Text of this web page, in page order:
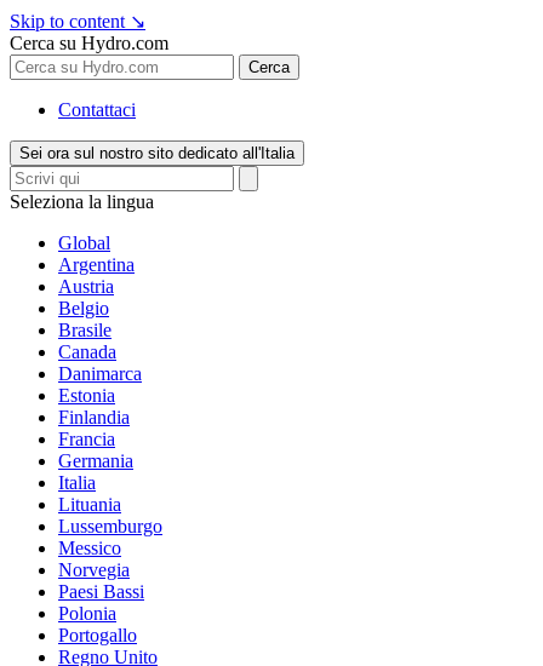
Skip to content ↘
Cerca su Hydro.com
Cerca
Contattaci
Sei ora sul nostro sito dedicato all'Italia
Seleziona la lingua
Global
Argentina
Austria
Belgio
Brasile
Canada
Danimarca
Estonia
Finlandia
Francia
Germania
Italia
Lituania
Lussemburgo
Messico
Norvegia
Paesi Bassi
Polonia
Portogallo
Regno Unito